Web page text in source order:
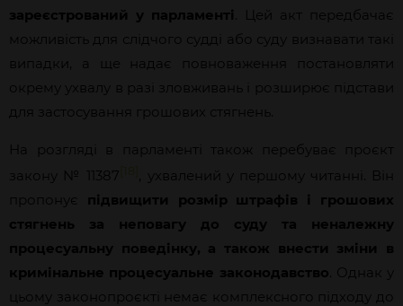
зареєстрований у парламенті
. Цей акт передбачає
можливість для слідчого судді або суду визнавати такі
випадки, а ще надає повноваження постановляти
окрему ухвалу в разі зловживань і розширює підстави
для застосування грошових стягнень.
На розгляді в парламенті також перебуває проєкт
закону № 11387
, ухвалений у першому читанні. Він
пропонує
підвищити розмір штрафів і грошових
стягнень за неповагу до суду та неналежну
процесуальну поведінку, а також внести зміни в
кримінальне процесуальне законодавство . Однак у
цьому законопроєкті немає комплексного підходу до